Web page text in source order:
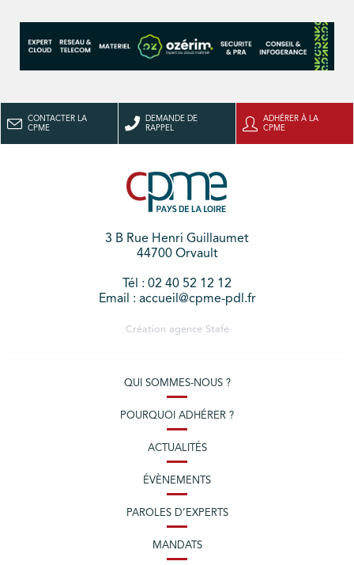
CONTACTER LA
CPME
DEMANDE DE
RAPPEL
ADHÉRER À LA
CPME
3 B Rue Henri Guillaumet
44700 Orvault
Tél : 02 40 52 12 12
Email : accueil@cpme-pdl.fr
Création agence Stafe
QUI SOMMES-NOUS ?
POURQUOI ADHÉRER ?
ACTUALITÉS
ÉVÈNEMENTS
PAROLES D’EXPERTS
MANDATS